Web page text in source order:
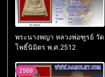
พระนางพญา หลวงพ่อฑูรย์ วัด
โพธิ์นิมิตร พ.ศ.2512
2569